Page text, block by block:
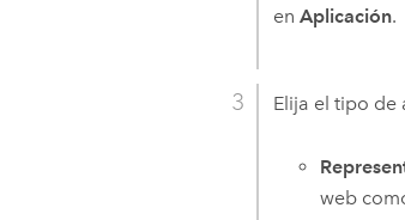
enAplicación.
Elija el tipo de
web